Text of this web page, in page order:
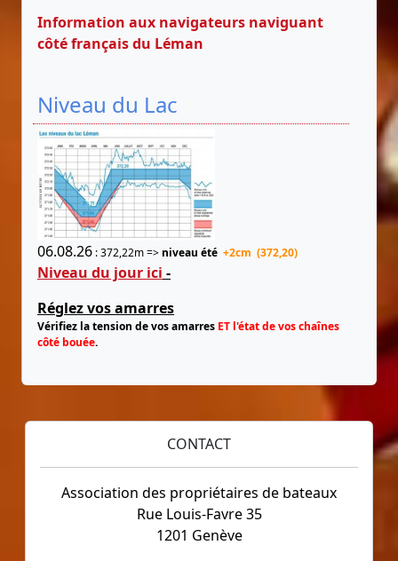
Information aux navigateurs naviguant
côté français du Léman
Niveau du Lac
06.08.26 : 372,22m => niveau été +2cm (372,20)
Niveau du jour ici -
Réglez vos amarres
Vérifiez la tension de vos amarres ET l'état de vos chaînes
côté bouée.
CONTACT
Association des propriétaires de bateaux
Rue Louis-Favre 35
1201 Genève